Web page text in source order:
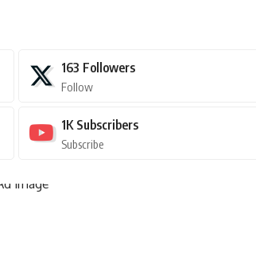
163 Followers
Follow
1K Subscribers
Subscribe